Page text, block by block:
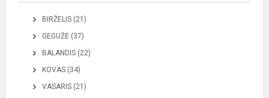
BIRŽELIS (21)
GEGUŽĖ (37)
BALANDIS (22)
KOVAS (34)
VASARIS (21)